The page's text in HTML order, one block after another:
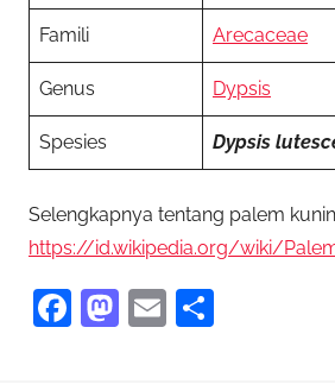
Famili Arecaceae
Genus Dypsis
Spesies Dypsis
Selengkapnya tentang palem
https://id.wikipedia.org/wiki/
F
M E